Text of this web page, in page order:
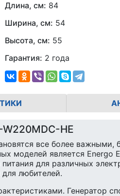
Длина, см: 84
Ширина, см: 54
Высота, см: 55
Гарантия: 2 года
HE
все более важными,
моделей является Energo
для различных
любителей.
Генератор